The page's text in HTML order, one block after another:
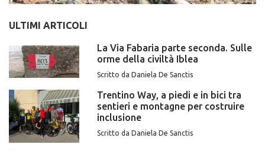
ULTIMI ARTICOLI
La Via Fabaria parte seconda. Sulle
orme della civiltà Iblea
Scritto da Daniela De Sanctis
Trentino Way, a piedi e in bici tra
sentieri e montagne per costruire
inclusione
Scritto da Daniela De Sanctis